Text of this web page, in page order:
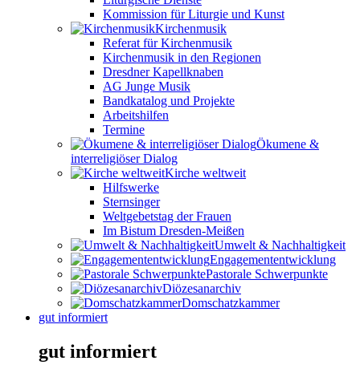
Kommission für Liturgie und Kunst
Kirchenmusik
Referat für Kirchenmusik
Kirchenmusik in den Regionen
Dresdner Kapellknaben
AG Junge Musik
Bandkatalog und Projekte
Arbeitshilfen
Termine
Ökumene &
interreligiöser Dialog
Kirche weltweit
Hilfswerke
Sternsinger
Weltgebetstag der Frauen
Im Bistum Dresden-Meißen
Umwelt & Nachhaltigkeit
Engagemententwicklung
Pastorale Schwerpunkte
Diözesanarchiv
Domschatzkammer
gut informiert
gut informiert